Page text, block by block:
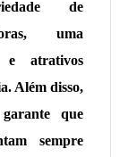
de
uma
e atrativos
Além disso,
que
sempre